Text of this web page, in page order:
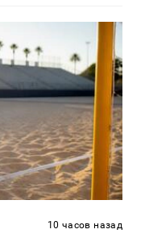
10 часов назад